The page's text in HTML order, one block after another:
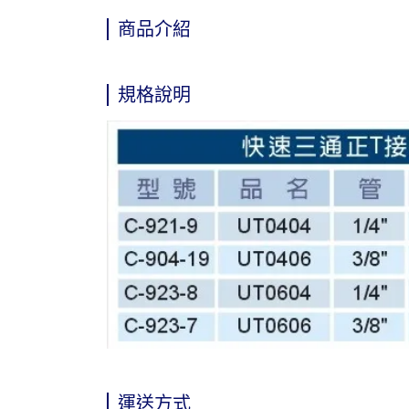
商品介紹
規格說明
運送方式